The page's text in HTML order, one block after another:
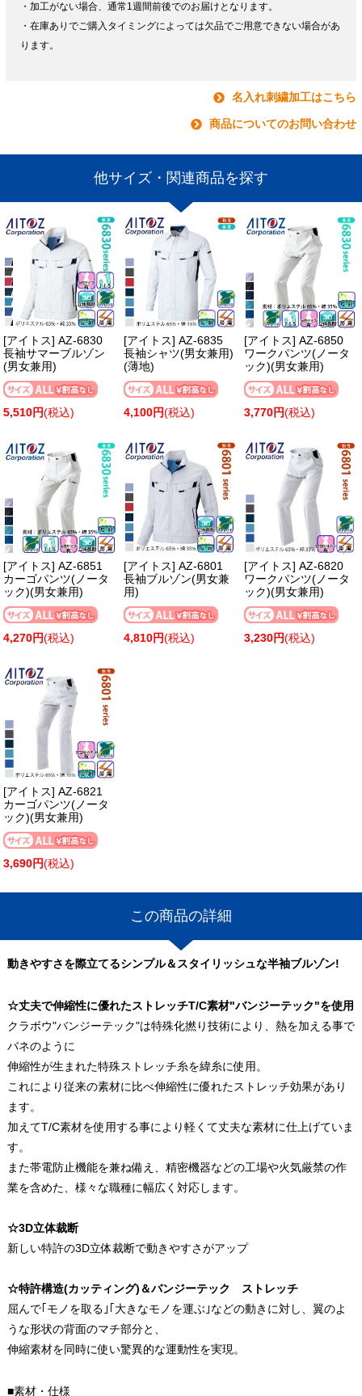
・加工がない場合、通常1週間前後でのお届けとなります。
・在庫ありでご購入タイミングによっては欠品でご用意できない場合があ
ります。
名入れ刺繍加工はこちら
商品についてのお問い合わせ
他サイズ・関連商品を探す
[アイトス] AZ-6830
長袖サマーブルゾン
(男女兼用)
5,510円(税込)
[アイトス] AZ-6835
長袖シャツ(男女兼用)
(薄地)
4,100円(税込)
[アイトス] AZ-6850
ワークパンツ(ノータ
ック)(男女兼用)
3,770円(税込)
[アイトス] AZ-6851
カーゴパンツ(ノータ
ック)(男女兼用)
4,270円(税込)
[アイトス] AZ-6801
長袖ブルゾン(男女兼
用)
4,810円(税込)
[アイトス] AZ-6820
ワークパンツ(ノータ
ック)(男女兼用)
3,230円(税込)
[アイトス] AZ-6821
カーゴパンツ(ノータ
ック)(男女兼用)
3,690円(税込)
この商品の詳細
動きやすさを際立てるシンプル＆スタイリッシュな半袖ブルゾン!
☆丈夫で伸縮性に優れたストレッチT/C素材"バンジーテック"を使用
クラボウ"バンジーテック"は特殊化撚り技術により、熱を加える事で
バネのように
伸縮性が生まれた特殊ストレッチ糸を緯糸に使用。
これにより従来の素材に比べ伸縮性に優れたストレッチ効果があり
ます。
加えてT/C素材を使用する事により軽くて丈夫な素材に仕上げていま
す。
また帯電防止機能を兼ね備え、精密機器などの工場や火気厳禁の作
業を含めた、様々な職種に幅広く対応します。
☆3D立体裁断
新しい特許の3D立体裁断で動きやすさがアップ
☆特許構造(カッティング)＆バンジーテック ストレッチ
屈んで｢モノを取る｣｢大きなモノを運ぶ｣などの動きに対し、翼のよ
うな形状の背面のマチ部分と、
伸縮素材を同時に使い驚異的な運動性を実現。
■素材・仕様